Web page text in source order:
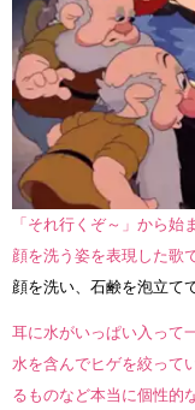
「それ行くぞ～」から
顔を洗う姿を表現した歌
顔を洗い、石鹸を泡立て
耳に水がいっぱい入って
水を含んでヒゲを絞って
るものなど本当に個性的